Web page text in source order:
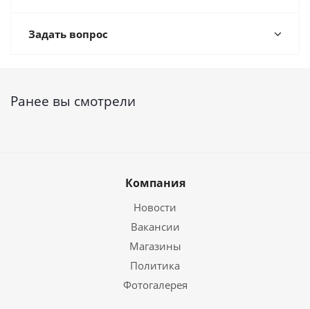
Задать вопрос
Ранее вы смотрели
Компания
Новости
Вакансии
Магазины
Политика
Фотогалерея